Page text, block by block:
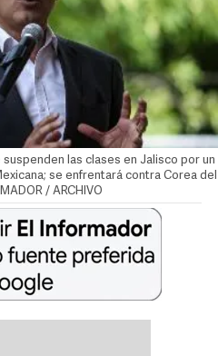
las clases en Jalisco por un
se enfrentará contra Corea del
/ ARCHIVO